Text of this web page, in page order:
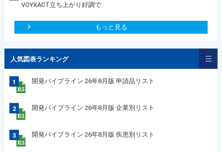
VOYXACT立ち上がり好調で
もっと見る
人気図表ランキング
1 開発パイプライン 26年8月版 申請品リスト
2 開発パイプライン 26年8月版 企業別リスト
3 開発パイプライン 26年8月版 疾患別リスト